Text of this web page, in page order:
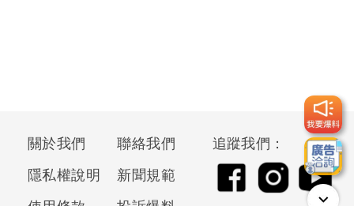
關於我們
聯絡我們
隱私權說明
新聞規範
追蹤我們：